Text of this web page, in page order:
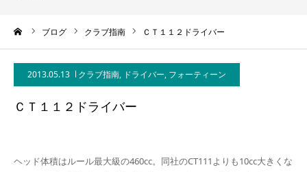
ブログ クラブ指南 ＣＴ１１２ドライバー
2013.05.13 クラブ指南, ドライバー, フォーティーン
ＣＴ１１２ドライバー
ヘッド体積はルール最大級の460cc。同社のCT111よりも10cc大きくな